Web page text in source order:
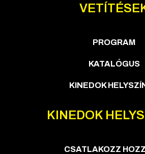
PROGRAM
KATALÓGUS
KINEDOK
KINEDOK
CSATLAKOZZ